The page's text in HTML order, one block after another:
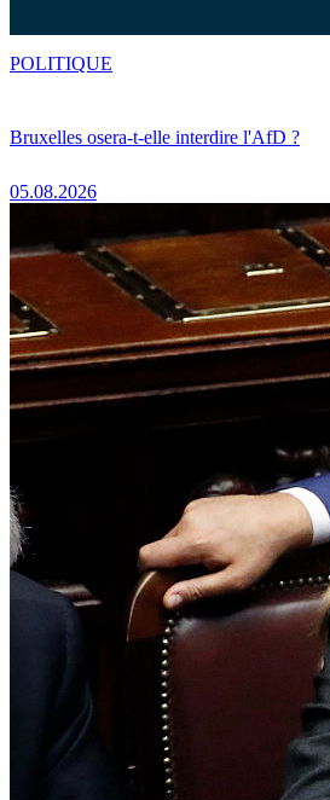
Bruxelles osera-t-elle interdire l'AfD ?
05.08.2026
POLITIQUE